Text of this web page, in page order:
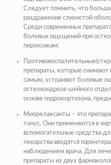
Следует помнить, что
раздражение слизистой
Среди современных
болевых ощущений при
пироксикам;
Противовоспалительные
препараты, которые снимают
самым, устраняют болевые
остеохондрозе шейного
основе гидрокортизона,
Миорелаксанты – это
тонус. Они применяются в
вспомогательные средства
лекарства вводятся
наблюдением врача. Для
препараты из двух